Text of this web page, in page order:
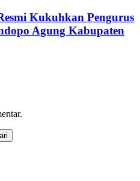
Kukuhkan Pengurus
Agung Kabupaten